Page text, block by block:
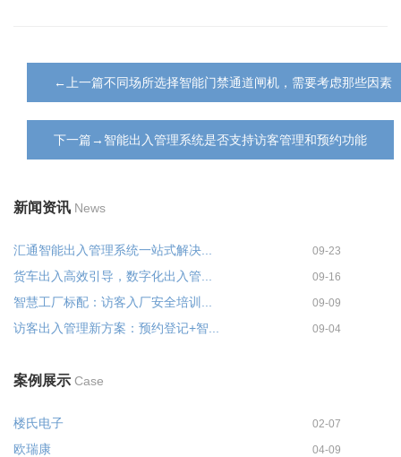
←上一篇不同场所选择智能门禁通道闸机，需要考虑那些因素
下一篇→智能出入管理系统是否支持访客管理和预约功能
新闻资讯 News
汇通智能出入管理系统一站式解决... 09-23
货车出入高效引导，数字化出入管... 09-16
智慧工厂标配：访客入厂安全培训... 09-09
访客出入管理新方案：预约登记+智... 09-04
案例展示 Case
楼氏电子 02-07
欧瑞康 04-09